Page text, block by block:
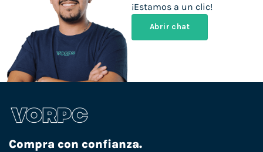
¡Estamos a un clic!
Abrir chat
Compra con confianza.